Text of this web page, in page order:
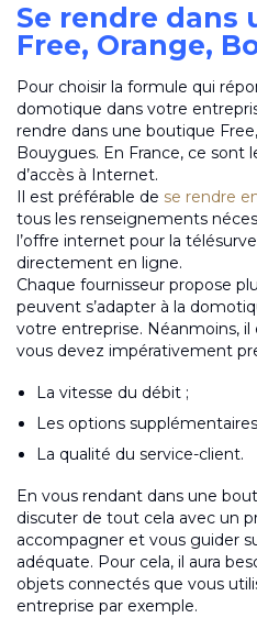
Se rendre dans
Free, Orange,
Pour choisir la formule qui
domotique dans votre
rendre dans une boutique
Bouygues. En France, ce sont
d’accès à Internet.
Il est préférable de se rendre
tous les renseignements
l’offre internet pour la
directement en ligne.
Chaque fournisseur propose
peuvent s’adapter à la
votre entreprise. Néanmoins,
vous devez impérativement
La vitesse du débit ;
Les options
La qualité du service-client.
En vous rendant dans une
discuter de tout cela avec un
accompagner et vous guider
adéquate. Pour cela, il aura
objets connectés que vous
entreprise par exemple.